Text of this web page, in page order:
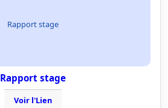
Rapport stage
Rapport stage
Voir l'Lien